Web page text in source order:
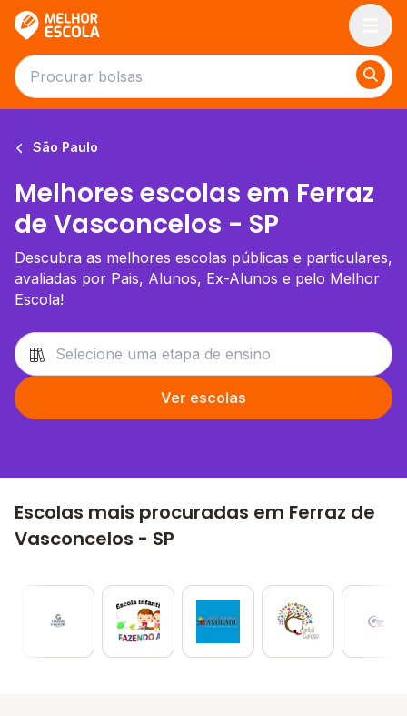
São Paulo
Melhores escolas em Ferraz
de Vasconcelos - SP
Descubra as melhores escolas públicas e particulares,
avaliadas por Pais, Alunos, Ex-Alunos e pelo Melhor
Escola!
Ver escolas
Escolas mais procuradas em Ferraz de
Vasconcelos - SP